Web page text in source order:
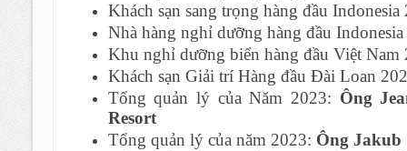
Khách sạn sang trọng hàng đầu
Nhà hàng nghỉ dưỡng hàng đầu
Khu nghỉ dưỡng biển hàng đầu Việt
Khách sạn Giải trí Hàng đầu Đài Loan
Tổng quản lý của Năm 2023: Ông
Resort
Tổng quản lý của năm 2023: Ông Jakub